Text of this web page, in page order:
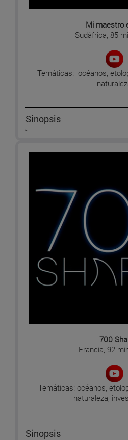
Mi maestro
Sudáfrica, 85
Temáticas: océanos,
Sinopsis
700
Francia, 92
Temáticas: océanos,
naturaleza,
Sinopsis